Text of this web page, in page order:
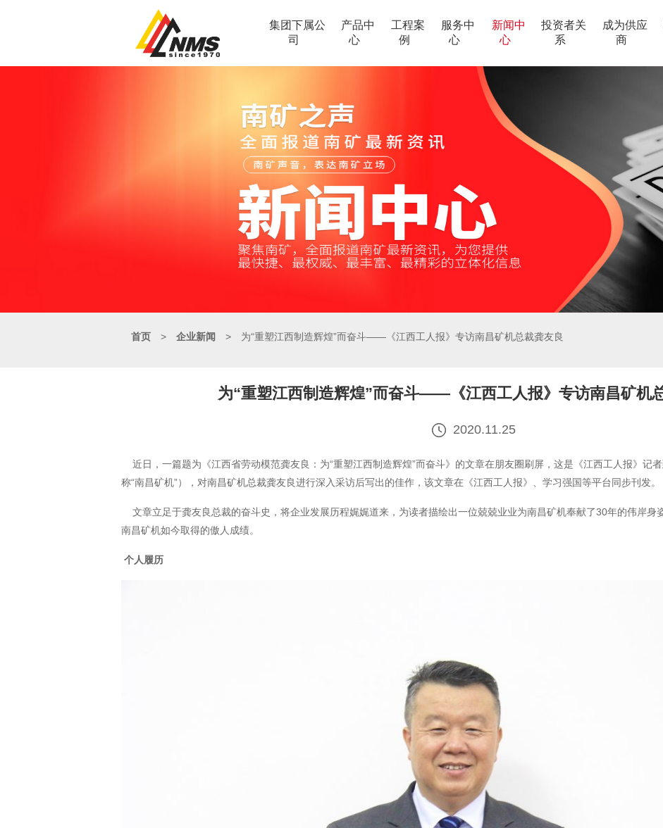
集团下属公
司
产品中
心
工程案
例
服务中
心
新闻中
心
投资者关
系
成为供应
商
首页 > 企业新闻 > 为“重塑江西制造辉煌”而奋斗——《江西工人报》专访南昌矿机总裁龚友良
为“重塑江西制造辉煌”而奋斗——《江西工人报》专访南昌矿机
2020.11.25
近日，一篇题为《江西省劳动模范龚友良：为“重塑江西制造辉煌”而奋斗》的文章在朋友圈刷屏，这是《江西工人报》记
称“南昌矿机”），对南昌矿机总裁龚友良进行深入采访后写出的佳作，该文章在《江西工人报》、学习强国等平台同步刊发。
文章立足于龚友良总裁的奋斗史，将企业发展历程娓娓道来，为读者描绘出一位兢兢业业为南昌矿机奉献了30年的伟岸身
南昌矿机如今取得的傲人成绩。
个人履历